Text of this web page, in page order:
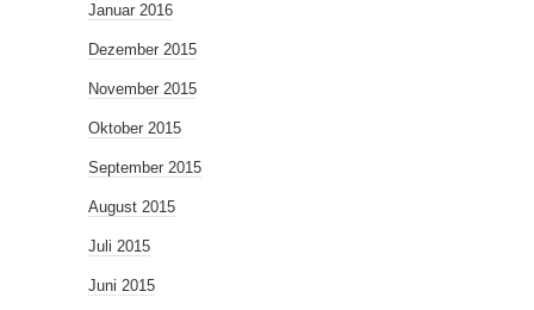
Januar 2016
Dezember 2015
November 2015
Oktober 2015
September 2015
August 2015
Juli 2015
Juni 2015